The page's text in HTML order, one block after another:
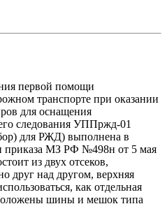
первой помощи
транспорте при оказании
для оснащения
следования УППржд-01
для РЖД) выполнена в
приказа МЗ РФ №498н от 5 мая
из двух отсеков,
друг над другом, верхняя
как отдельная
шины и мешок типа